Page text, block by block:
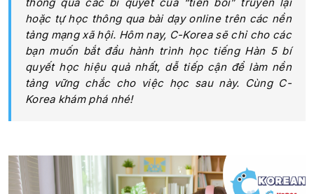
hoặc tự học thông qua bài dạy online trên các nền
tảng mạng xã hội. Hôm nay, C-Korea sẽ chỉ cho các
bạn muốn bắt đầu hành trình học tiếng Hàn 5 bí
quyết học hiệu quả nhất, dễ tiếp cận để làm nền
tảng vững chắc cho việc học sau này. Cùng C-
Korea khám phá nhé!